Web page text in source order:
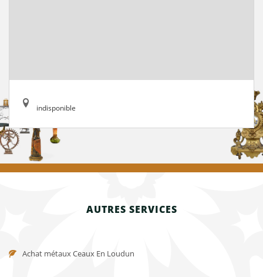
indisponible
AUTRES SERVICES
Achat métaux Ceaux En Loudun